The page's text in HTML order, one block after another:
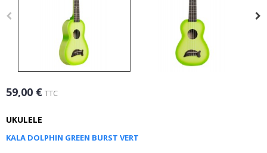
59,00 € TTC
UKULELE
KALA DOLPHIN GREEN BURST VERT